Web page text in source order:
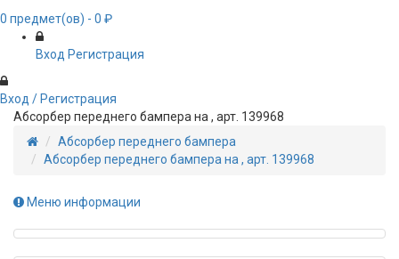
0 предмет(ов) - 0 ₽
Вход Регистрация
Вход / Регистрация
Абсорбер переднего бампера на , арт. 139968
Абсорбер переднего бампера
Абсорбер переднего бампера на , арт. 139968
Меню информации